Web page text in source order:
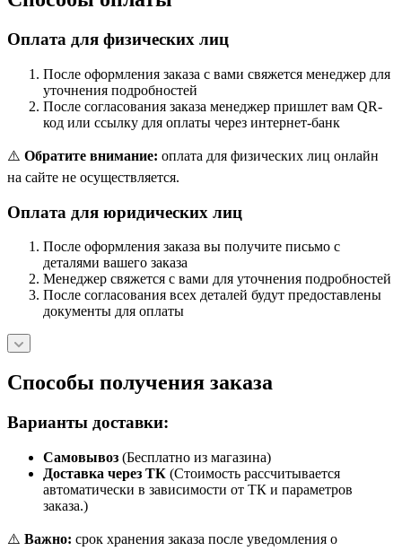
Оплата для физических лиц
После оформления заказа с вами свяжется менеджер для
уточнения подробностей
После согласования заказа менеджер пришлет вам QR-
код или ссылку для оплаты через интернет-банк
⚠️ Обратите внимание: оплата для физических лиц онлайн
на сайте не осуществляется.
Оплата для юридических лиц
После оформления заказа вы получите письмо с
деталями вашего заказа
Менеджер свяжется с вами для уточнения подробностей
После согласования всех деталей будут предоставлены
документы для оплаты
Способы получения заказа
Варианты доставки:
Самовывоз (Бесплатно из магазина)
Доставка через ТК (Стоимость рассчитывается
автоматически в зависимости от ТК и параметров
заказа.)
⚠️ Важно: срок хранения заказа после уведомления о